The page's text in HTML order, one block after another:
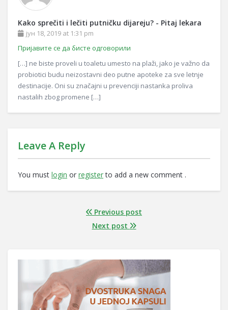
Kako sprečiti i lečiti putničku dijareju? - Pitaj lekara
јун 18, 2019 at 1:31 pm
Пријавите се да бисте одговорили
[…] ne biste proveli u toaletu umesto na plaži, jako je važno da
probiotici budu neizostavni deo putne apoteke za sve letnje
destinacije. Oni su značajni u prevenciji nastanka proliva
nastalih zbog promene […]
Leave A Reply
You must login or registerto add a new comment .
Previous post
Next post